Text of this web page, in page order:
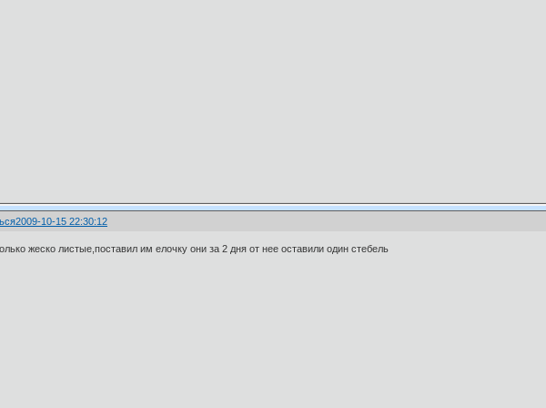
2009-10-15 22:30:12
жеско листые,поставил им елочку они за 2 дня от нее оставили один стебель